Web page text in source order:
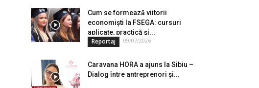
Cum se formează viitorii
economiști la FSEGA: cursuri
aplicate, practică și...
Reportaj 09/07/2026
Caravana HORA a ajuns la Sibiu –
Dialog între antreprenori și...